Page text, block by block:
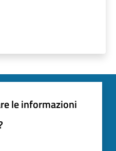
le informazioni